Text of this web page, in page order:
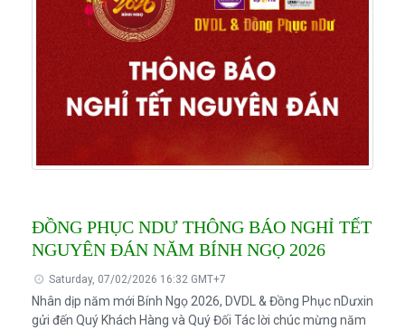
ĐỒNG PHỤC NDƯ THÔNG BÁO NGHỈ TẾT
NGUYÊN ĐÁN NĂM BÍNH NGỌ 2026
Saturday, 07/02/2026 16:32 GMT+7
Nhân dịp năm mới Bính Ngọ 2026, DVDL & Đồng Phục nDưxin
gửi đến Quý Khách Hàng và Quý Đối Tác lời chúc mừng năm